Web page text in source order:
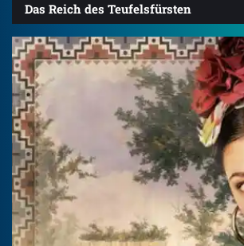
Das Reich des Teufelsfürsten